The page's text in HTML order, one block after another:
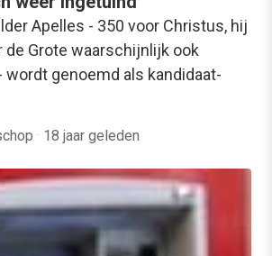
Apelles - 350 voor Christus, hij
de Grote waarschijnlijk ook
genoemd als kandidaat-
· 18 jaar geleden